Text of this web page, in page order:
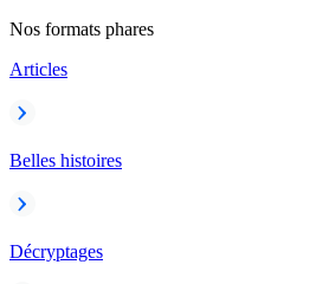
Nos formats phares
Articles
Belles histoires
Décryptages